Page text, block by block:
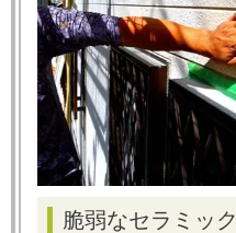
脆弱なセラミック